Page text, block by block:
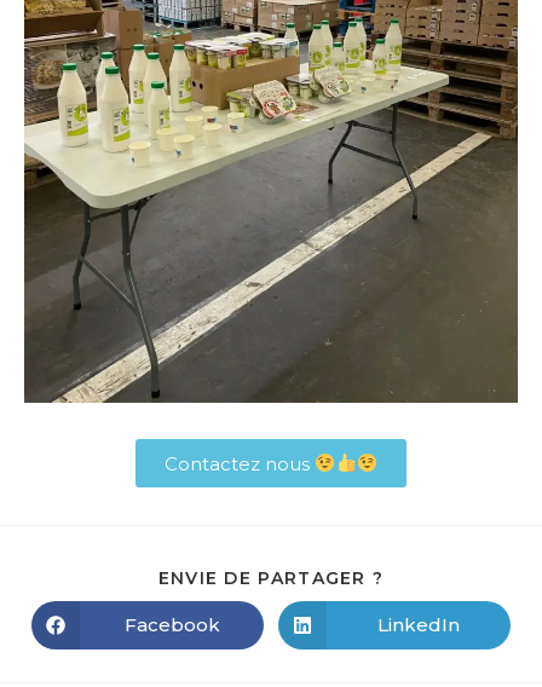
Contactez nous
ENVIE DE PARTAGER ?
Facebook LinkedIn